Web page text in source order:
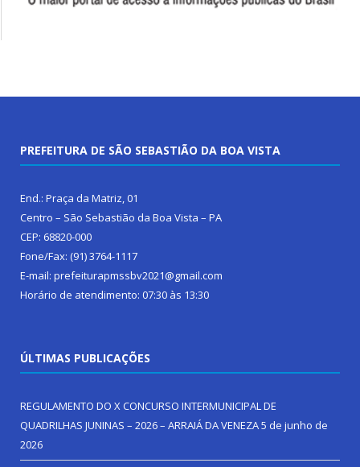
PREFEITURA DE SÃO SEBASTIÃO DA BOA VISTA
End.: Praça da Matriz, 01
Centro – São Sebastião da Boa Vista – PA
CEP: 68820-000
Fone/Fax: (91) 3764-1117
E-mail: prefeiturapmssbv2021@gmail.com
Horário de atendimento: 07:30 às 13:30
ÚLTIMAS PUBLICAÇÕES
REGULAMENTO DO X CONCURSO INTERMUNICIPAL DE
QUADRILHAS JUNINAS – 2026 – ARRAIÁ DA VENEZA5 de junho de
2026